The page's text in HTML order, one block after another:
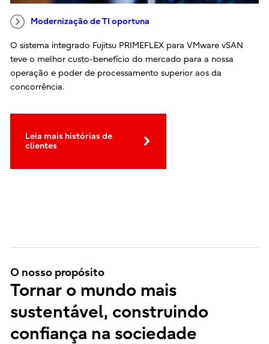
Modernização de TI oportuna​
O sistema integrado Fujitsu PRIMEFLEX para​ VMware vSAN
teve o melhor custo-benefício do​ mercado para a nossa
operação e poder de​ processamento superior aos da
concorrência.
Leia mais histórias de
clientes
O nosso propósito
Tornar o mundo mais
sustentável, construindo
confiança na sociedade